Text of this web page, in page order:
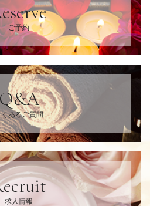
ご予約
Q&A
あるご質問
求人情報